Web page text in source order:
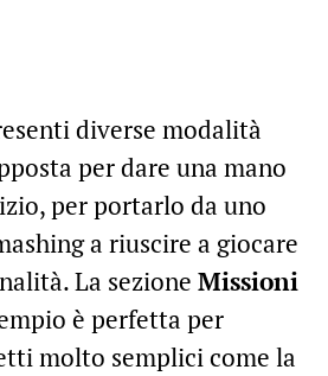
diverse modalità
per dare una mano
per portarlo da uno
a riuscire a giocare
La sezione Missioni
è perfetta per
molto semplici come la